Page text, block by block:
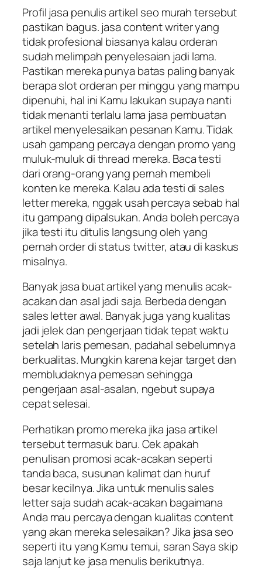
Profil jasa penulis artikel seo murah tersebut
pastikan bagus. jasa content writer yang
tidak profesional biasanya kalau orderan
sudah melimpah penyelesaian jadi lama.
Pastikan mereka punya batas paling banyak
berapa slot orderan per minggu yang mampu
dipenuhi, hal ini Kamu lakukan supaya nanti
tidak menanti terlalu lama jasa pembuatan
artikel menyelesaikan pesanan Kamu. Tidak
usah gampang percaya dengan promo yang
muluk-muluk di thread mereka. Baca testi
dari orang-orang yang pernah membeli
konten ke mereka. Kalau ada testi di sales
letter mereka, nggak usah percaya sebab hal
itu gampang dipalsukan. Anda boleh percaya
jika testi itu ditulis langsung oleh yang
pernah order di status twitter, atau di kaskus
misalnya.
Banyak jasa buat artikel yang menulis acak-
acakan dan asal jadi saja. Berbeda dengan
sales letter awal. Banyak juga yang kualitas
jadi jelek dan pengerjaan tidak tepat waktu
setelah laris pemesan, padahal sebelumnya
berkualitas. Mungkin karena kejar target dan
membludaknya pemesan sehingga
pengerjaan asal-asalan, ngebut supaya
cepat selesai.
Perhatikan promo mereka jika jasa artikel
tersebut termasuk baru. Cek apakah
penulisan promosi acak-acakan seperti
tanda baca, susunan kalimat dan huruf
besar kecilnya. Jika untuk menulis sales
letter saja sudah acak-acakan bagaimana
Anda mau percaya dengan kualitas content
yang akan mereka selesaikan? Jika jasa seo
seperti itu yang Kamu temui, saran Saya skip
saja lanjut ke jasa menulis berikutnya.